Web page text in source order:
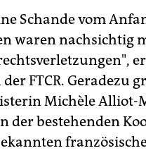
Schande vom
waren nachsichtig
FTCR. Geradezu
Michèle Alliot-
der bestehenden